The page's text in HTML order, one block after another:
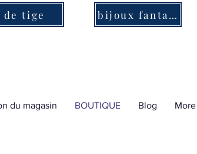
de tige bijoux fantaisie
du magasin BOUTIQUE Blog More